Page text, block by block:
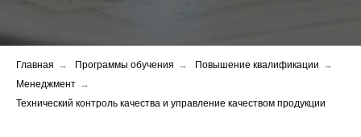
Главная → Программы обучения → Повышение квалификации →
Менеджмент →
Технический контроль качества и управление качеством продукции